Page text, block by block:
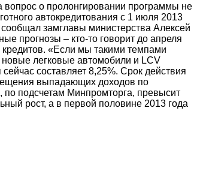
вопрос о пролонгировании программы не
автокредитования с 1 июля 2013
замглавы министерства Алексей
прогнозы – кто-то говорит до апреля
«Если мы такими темпами
новые легковые автомобили и LCV
составляет 8,25%. Срок действия
выпадающих доходов по
подсчетам Минпромторга, превысит
рост, а в первой половине 2013 года